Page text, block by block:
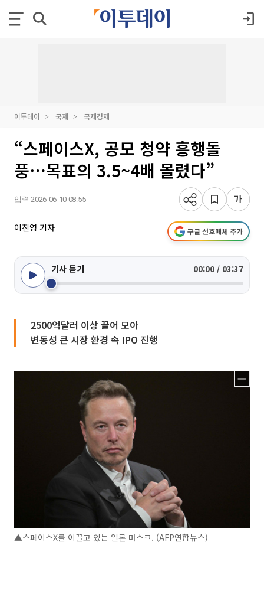
이투데이 국제 국제경제
“스페이스X, 공모 청약 흥행돌
풍⋯목표의 3.5~4배 몰렸다”
입력 2026-06-10 08:55
이진영 기자 구글 선호매체 추가
기사 듣기 00:00 / 03:37
2500억달러 이상 끌어 모아
변동성 큰 시장 환경 속 IPO 진행
▲스페이스X를 이끌고 있는 일론 머스크. (AFP연합뉴스)